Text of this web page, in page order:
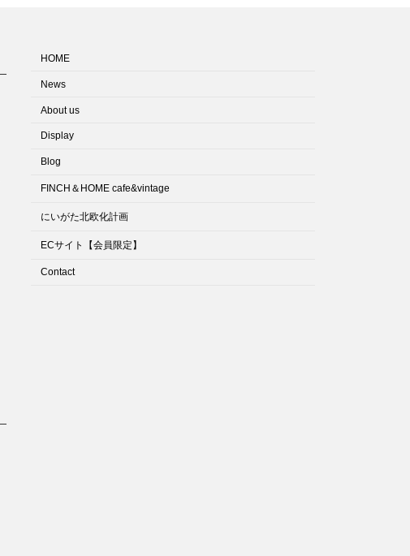
HOME
News
About us
Display
Blog
FINCH＆HOME cafe&vintage
にいがた北欧化計画
ECサイト【会員限定】
Contact